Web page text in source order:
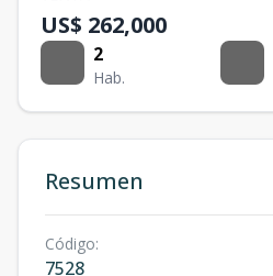
US$ 262,000
2
Hab.
Resumen
Código:
7528